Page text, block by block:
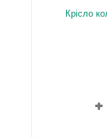
Крісло